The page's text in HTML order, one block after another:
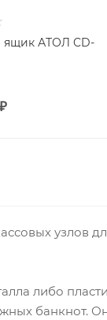
АТОЛ CD-
узлов
либо
банкнот.